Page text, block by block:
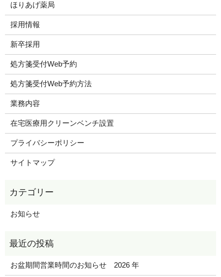
ほりあげ薬局
採用情報
新卒採用
処方箋受付Web予約
処方箋受付Web予約方法
業務内容
在宅医療用クリーンベンチ設置
プライバシーポリシー
サイトマップ
お知らせ
お盆期間営業時間のお知らせ 2026 年